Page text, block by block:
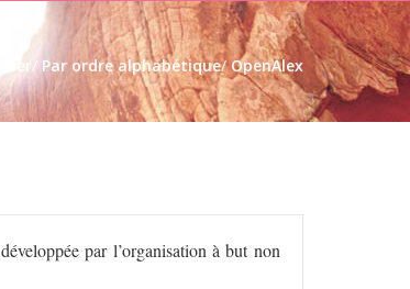
/ Par ordre alphabétique/OpenAlex
développée par l’organisation à but non